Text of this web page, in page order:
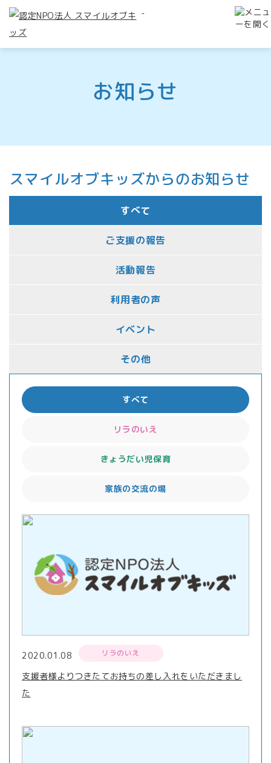
-
お知らせ
スマイルオブキッズからのお知らせ
すべて
ご支援の報告
活動報告
利用者の声
イベント
その他
すべて
リラのいえ
きょうだい児保育
家族の交流の場
2020.01.08 リラのいえ
支援者様よりつきたてお持ちの差し入れをいただきまし
た